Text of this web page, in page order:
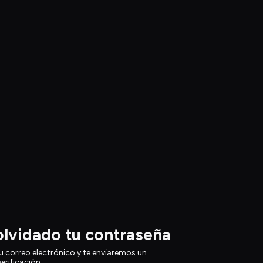
tu contraseña
correo electrónico y te enviaremos un